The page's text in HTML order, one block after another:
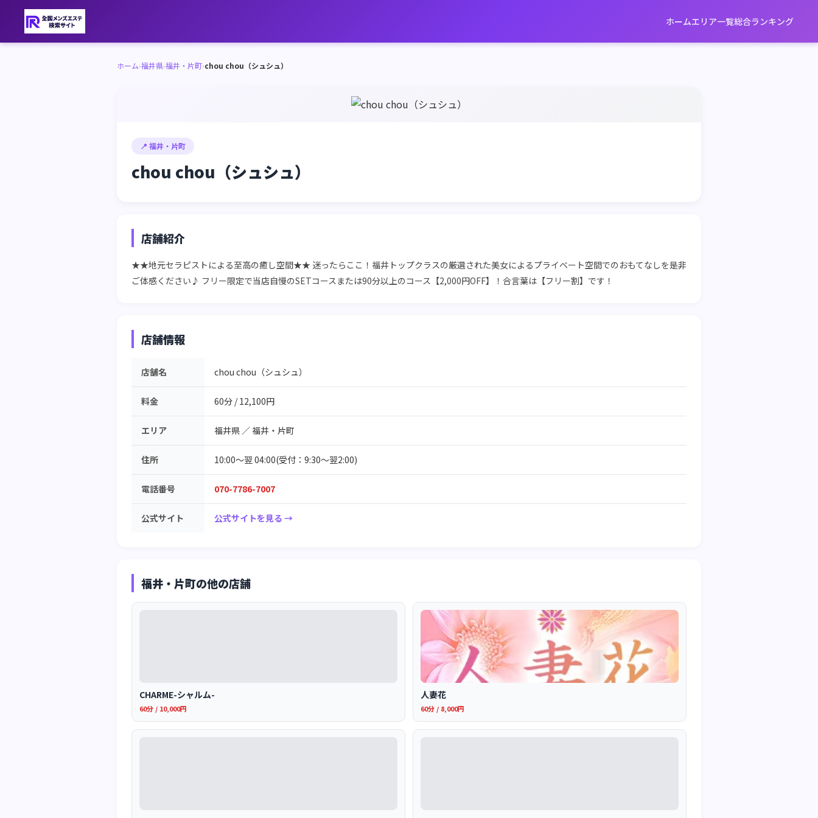
ホームエリア一覧総合ランキング
ホーム›福井県›福井・片町›chou chou（シュシュ）
📍 福井・片町
chou chou（シュシュ）
店舗紹介
★★地元セラピストによる至高の癒し空間★★ 迷ったらここ！福井トップクラスの厳選された美女によるプライベート空間でのおもてなしを是非
ご体感ください♪ フリー限定で当店自慢のSETコースまたは90分以上のコース【2,000円OFF】！合言葉は【フリー割】です！
店舗情報
店舗名 chou chou（シュシュ）
料金 60分 / 12,100円
エリア 福井県 ／福井・片町
住所 10:00～翌 04:00(受付：9:30～翌2:00)
電話番号 070-7786-7007
公式サイト 公式サイトを見る →
福井・片町の他の店舗
CHARME-シャルム-
60分 / 10,000円
人妻花
60分 / 8,000円